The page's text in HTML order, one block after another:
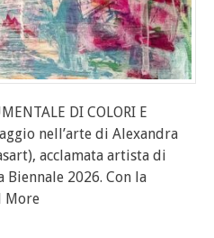
DI COLORI E
nell’arte di Alexandra
acclamata artista di
2026. Con la
More